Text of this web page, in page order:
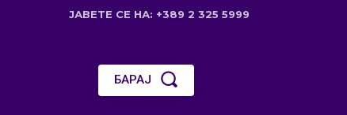
ЈАВЕТЕ СЕ НА: +389 2 325 5999
БАРАЈ